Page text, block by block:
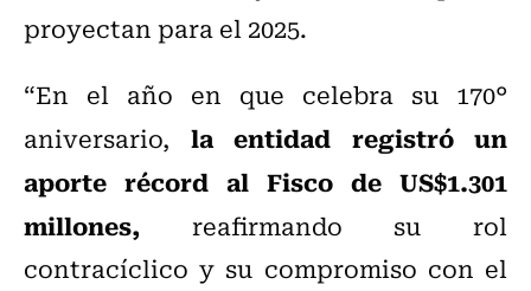
proyectan para el 2025.
“En el año en que celebra su 170°
aniversario, la entidad registró un
aporte récord al Fisco de US$1.301
millones, reafirmando su rol
contracíclico y su compromiso con el